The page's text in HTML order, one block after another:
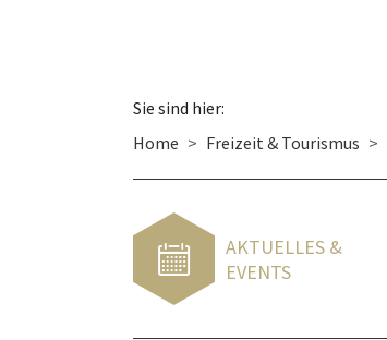
Sie sind hier:
Home
Freizeit & Tourismus
AKTUELLES &
EVENTS